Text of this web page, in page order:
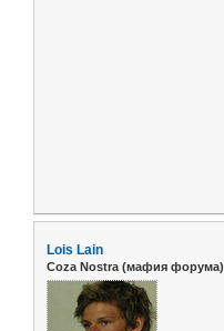
Lois Lain
Coza Nostra (мафия форума)